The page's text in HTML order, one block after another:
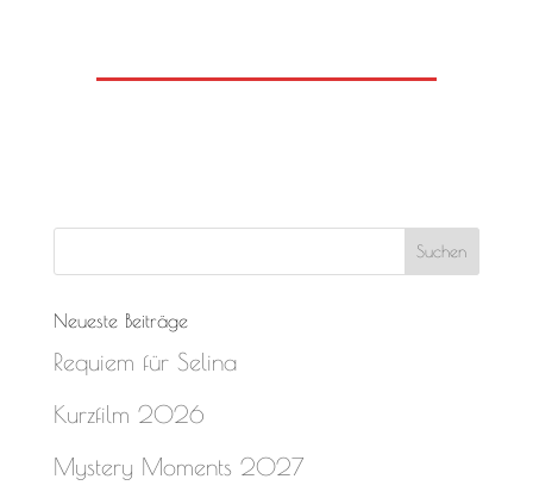
Neueste Beiträge
Requiem für Selina
Kurzfilm 2026
Mystery Moments 2027